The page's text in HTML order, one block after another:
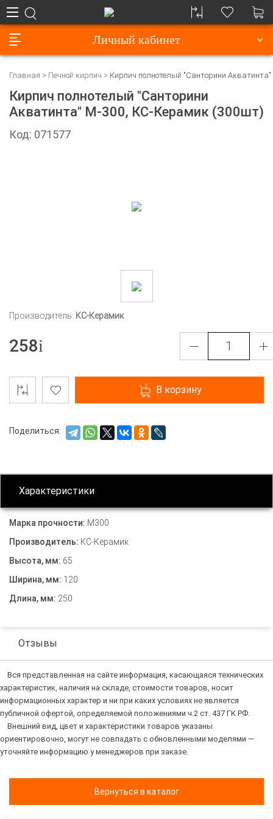
Личный кабинет
Главная Печной кирпич Кирпич полнотелый "Санторини
Кирпич полнотелый "Санторини
Акватинта" М-300, КС-Керамик (300шт)
Код: 071577
Производитель: КС-Керамик
258
В корзину
Поделиться:
Характеристики
Марка прочности: М300
Производитель: КС-Керамик
Высота, мм: 65
Ширина, мм: 120
Длина, мм: 250
Отзывы
Вся представленная на сайте информация, касающаяся технических
характеристик, наличия на складе, стоимости товаров, носит
информационных характер и ни при каких условиях не является
публичной офертой, определяемой положениями ч.2 ст. 437 ГК РФ.
Внешний вид, цвет и характеристики товаров указаны
ориентировочно, могут не совпадать с обновленными моделями —
уточняйте информацию у менеджеров при заказе.
Вернуться в каталог